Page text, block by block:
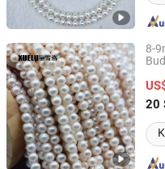
8-
20
Zhuji Xueluo Pearl Jewelry
Zhejiang, China